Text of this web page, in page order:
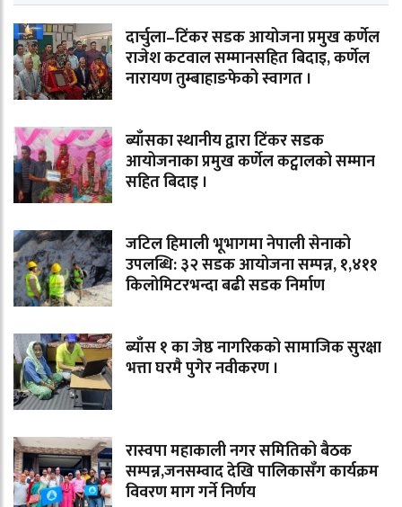
दार्चुला–टिंकर सडक आयोजना प्रमुख कर्णेल
राजेश कटवाल सम्मानसहित बिदाइ, कर्णेल
नारायण तुम्बाहाङफेको स्वागत ।
ब्याँसका स्थानीय द्वारा टिंकर सडक
आयोजनाका प्रमुख कर्णेल कट्वालको सम्मान
सहित बिदाइ ।
जटिल हिमाली भूभागमा नेपाली सेनाको
उपलब्धि: ३२ सडक आयोजना सम्पन्न, १,४११
किलोमिटरभन्दा बढी सडक निर्माण
ब्याँस १ का जेष्ठ नागरिकको सामाजिक सुरक्षा
भत्ता घरमै पुगेर नवीकरण ।
रास्वपा महाकाली नगर समितिको बैठक
सम्पन्न,जनसम्वाद देखि पालिकासँग कार्यक्रम
विवरण माग गर्ने निर्णय